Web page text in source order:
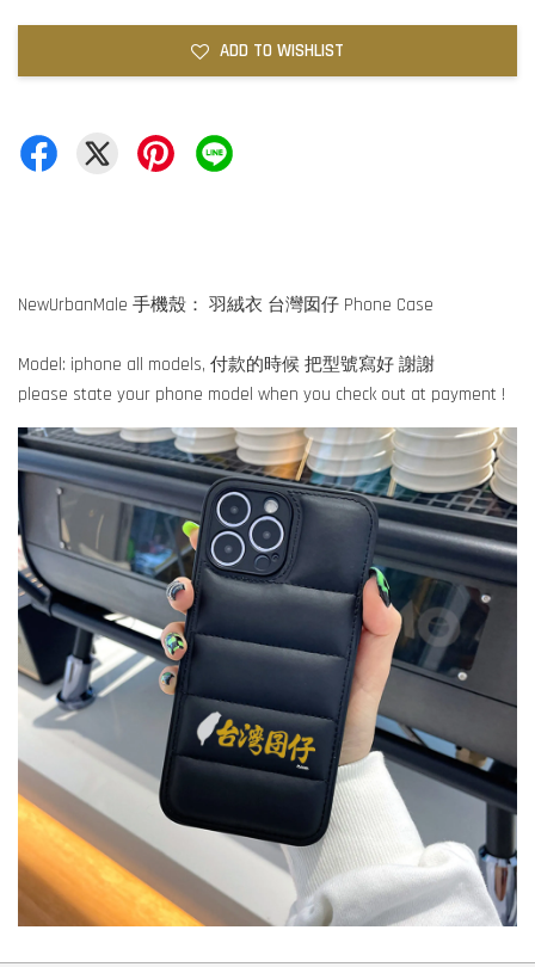
ADD TO WISHLIST
NewUrbanMale 手機殼： 羽絨衣 台灣囡仔 Phone Case
Model: iphone all models, 付款的時候 把型號寫好 謝謝
please state your phone model when you check out at payment !